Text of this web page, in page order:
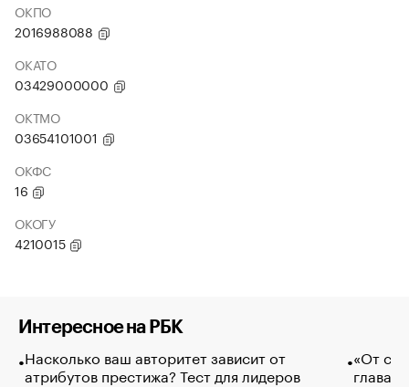
ОКПО
2016988088
ОКАТО
03429000000
ОКТМО
03654101001
ОКФС
16
ОКОГУ
4210015
Интересное на РБК
Насколько ваш авторитет зависит от
атрибутов престижа? Тест для лидеров
«От
глава